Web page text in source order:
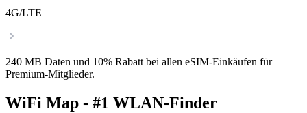
4G/LTE
240 MB Daten und 10% Rabatt bei allen eSIM-Einkäufen für
Premium-Mitglieder.
WiFi Map - #1 WLAN-Finder